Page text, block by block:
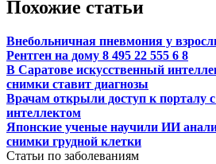
Похожие статьи
Внебольничная пневмония у
Рентген на дому 8 495 22 555 6 8
В Саратове искусственный
снимки ставит диагнозы
Врачам открыли доступ к порталу
интеллектом
Японские ученые научили ИИ
снимки грудной клетки
Статьи по заболеваниям